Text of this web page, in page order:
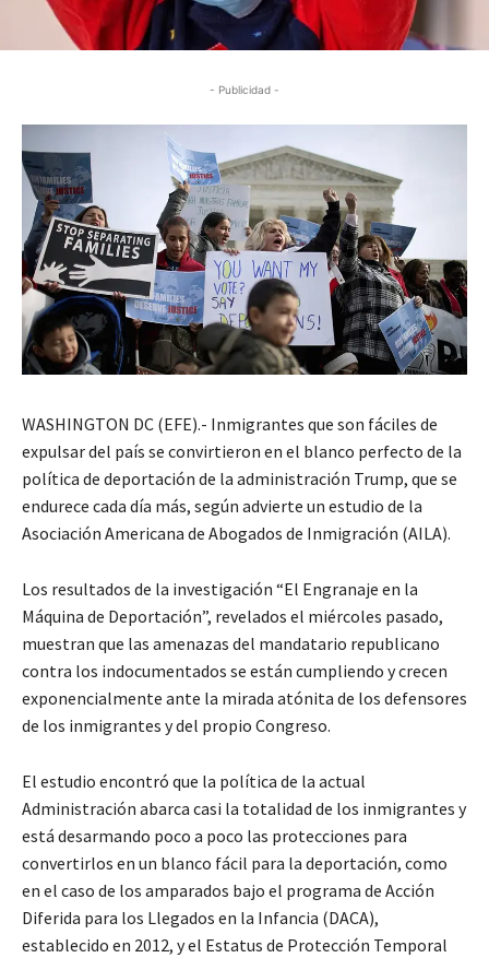
- Publicidad -
WASHINGTON DC (EFE).- Inmigrantes que son fáciles de
expulsar del país se convirtieron en el blanco perfecto de la
política de deportación de la administración Trump, que se
endurece cada día más, según advierte un estudio de la
Asociación Americana de Abogados de Inmigración (AILA).
Los resultados de la investigación “El Engranaje en la
Máquina de Deportación”, revelados el miércoles pasado,
muestran que las amenazas del mandatario republicano
contra los indocumentados se están cumpliendo y crecen
exponencialmente ante la mirada atónita de los defensores
de los inmigrantes y del propio Congreso.
El estudio encontró que la política de la actual
Administración abarca casi la totalidad de los inmigrantes y
está desarmando poco a poco las protecciones para
convertirlos en un blanco fácil para la deportación, como
en el caso de los amparados bajo el programa de Acción
Diferida para los Llegados en la Infancia (DACA),
establecido en 2012, y el Estatus de Protección Temporal